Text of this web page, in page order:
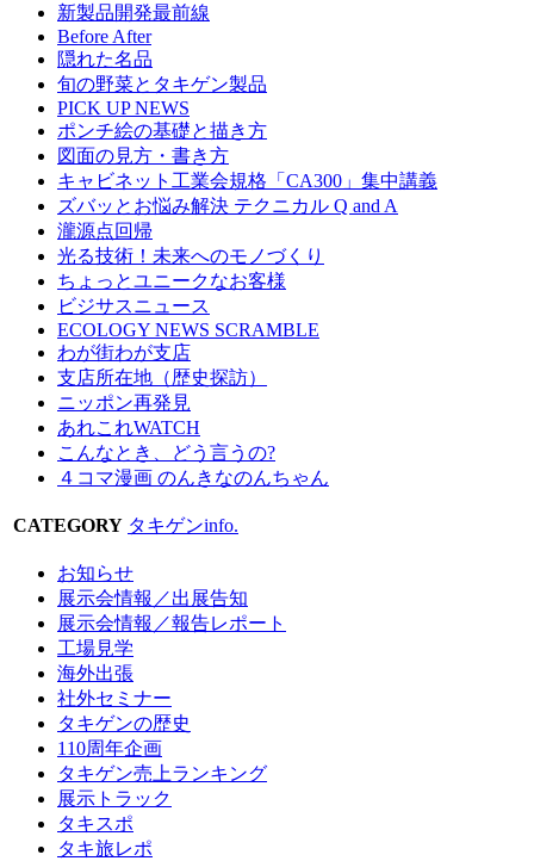
新製品開発最前線
Before After
隠れた名品
旬の野菜とタキゲン製品
PICK UP NEWS
ポンチ絵の基礎と描き方
図面の見方・書き方
キャビネット工業会規格「CA300」集中講義
ズバッとお悩み解決 テクニカル Q and A
瀧源点回帰
光る技術！未来へのモノづくり
ちょっとユニークなお客様
ビジサスニュース
ECOLOGY NEWS SCRAMBLE
わが街わが支店
支店所在地（歴史探訪）
ニッポン再発見
あれこれWATCH
こんなとき、どう言うの?
４コマ漫画 のんきなのんちゃん
CATEGORY タキゲンinfo.
お知らせ
展示会情報／出展告知
展示会情報／報告レポート
工場見学
海外出張
社外セミナー
タキゲンの歴史
110周年企画
タキゲン売上ランキング
展示トラック
タキスポ
タキ旅レポ